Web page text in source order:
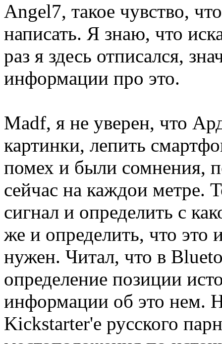
Angel7, такое чувство,
написать. Я знаю, что
раз я здесь отписался,
информации про это.
Madf, я не уверен, что
картинки, лепить
помех и были сомнения,
сейчас на каждои метре.
сигнал и определить с
же и определить, что это
нужен. Читал, что в
определение позиции
информации об это нем.
Kickstarter'е русского